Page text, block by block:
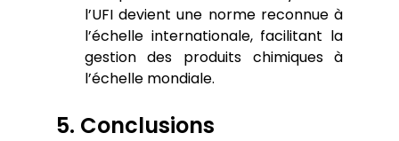
l’UFI devient une norme reconnue à
l’échelle internationale, facilitant la
gestion des produits chimiques à
l’échelle mondiale.
5. Conclusions